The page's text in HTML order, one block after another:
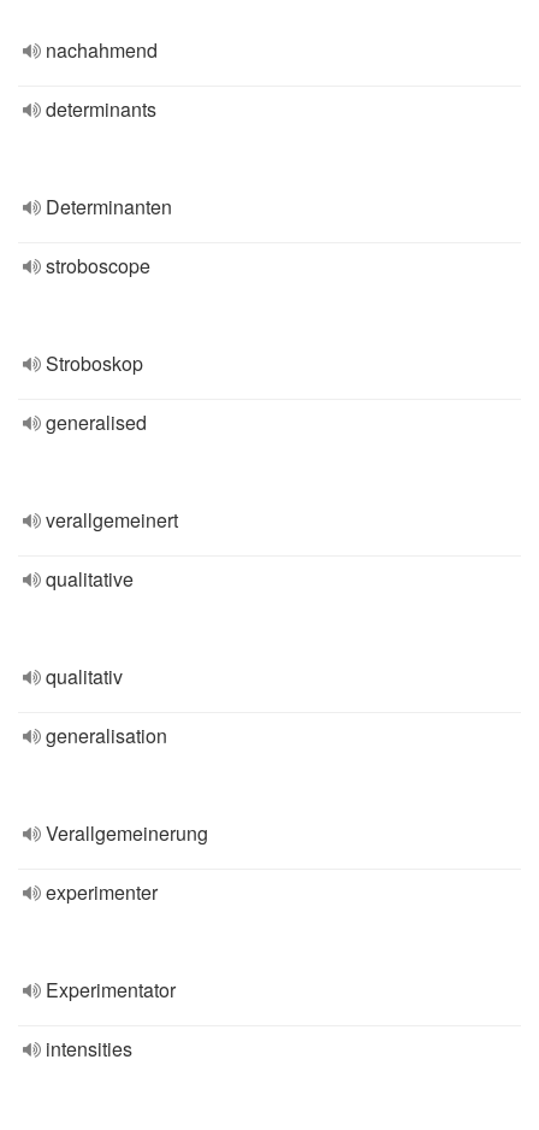
nachahmend
determinants
Determinanten
stroboscope
Stroboskop
generalised
verallgemeinert
qualitative
qualitativ
generalisation
Verallgemeinerung
experimenter
Experimentator
intensities